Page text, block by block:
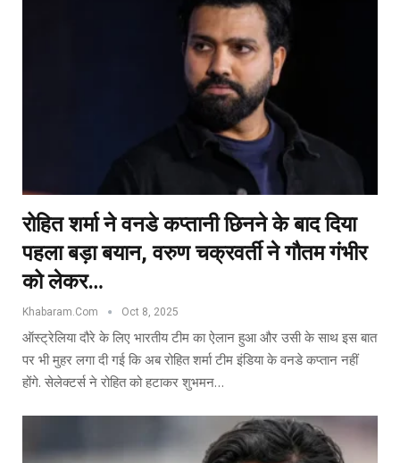
रोहित शर्मा ने वनडे कप्तानी छिनने के बाद दिया
पहला बड़ा बयान, वरुण चक्रवर्ती ने गौतम गंभीर
को लेकर…
Khabaram.Com Oct 8, 2025
ऑस्ट्रेलिया दौरे के लिए भारतीय टीम का ऐलान हुआ और उसी के साथ इस बात
पर भी मुहर लगा दी गई कि अब रोहित शर्मा टीम इंडिया के वनडे कप्तान नहीं
होंगे. सेलेक्टर्स ने रोहित को हटाकर शुभमन…